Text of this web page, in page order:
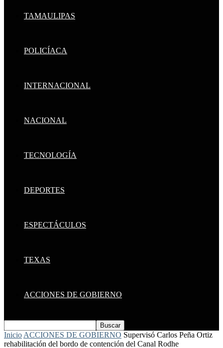
TAMAULIPAS
POLICÍACA
INTERNACIONAL
NACIONAL
TECNOLOGÍA
DEPORTES
ESPECTÁCULOS
TEXAS
ACCIONES DE GOBIERNO
Inicio ACCIONES DE GOBIERNO Supervisó Carlos Peña Ortiz
rehabilitación del bordo de contención del Canal Rodhe